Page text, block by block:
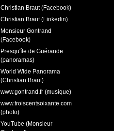
Christian Braut (Facebook)
Christian Braut (Linkedin)
Monsieur Gontrand
(Facebook)
Presqu'île de Guérande
(panoramas)
World Wide Panorama
(Christian Braut)
www.gontrand.fr (musique)
www.troiscentsoixante.com
(photo)
YouTube (Monsieur